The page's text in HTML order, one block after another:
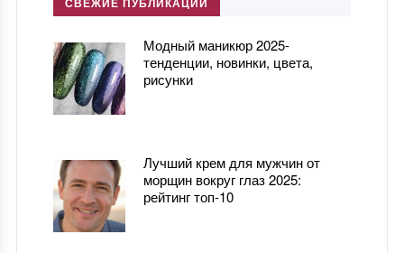
Модный маникюр 2025-
тенденции, новинки, цвета,
рисунки
Лучший крем для мужчин от
морщин вокруг глаз 2025:
рейтинг топ-10